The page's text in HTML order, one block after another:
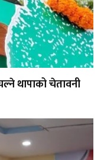
थापाको चेतावनी